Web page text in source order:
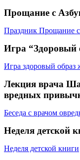
Прощание с
Праздник Прощание
Игра “Здоровый
Игра здоровый образ
Лекция врача
вредных
Беседа с врачом
Неделя детской
Неделя детской книги